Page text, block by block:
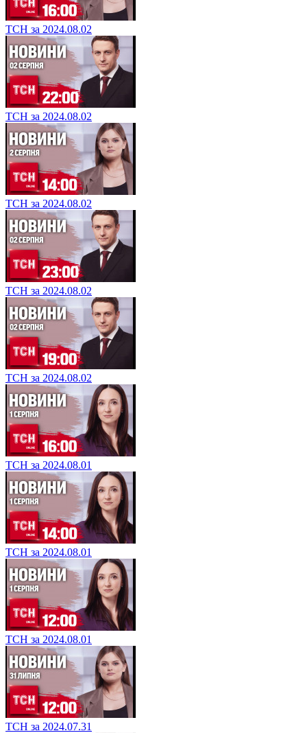
ТСН за 2024.08.02
ТСН за 2024.08.02
ТСН за 2024.08.02
ТСН за 2024.08.02
ТСН за 2024.08.02
ТСН за 2024.08.01
ТСН за 2024.08.01
ТСН за 2024.08.01
ТСН за 2024.07.31